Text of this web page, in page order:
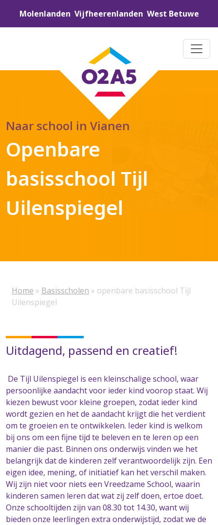
Molenlanden Vijfheerenlanden West Betuwe
Naar school in Vianen
Openbare
basisschool Tijl
Uilenspiegel
Home » Basisscholen » openbare basisschool Tijl
Uilenspiegel
Uitdagend, passend en creatief!
De Tijl Uilenspiegel is een kleinschalige school, waar
persoonlijke aandacht voor ieder kind voorop staat. Wij
kiezen bewust voor kleine groepen, zodat ieder kind
wordt gezien en het de aandacht krijgt die het verdient
om te groeien en te ontwikkelen. Ieder kind is welkom
bij ons om een fijne tijd te beleven en te leren op een
manier die past. Binnen ons onderwijs vinden we het
belangrijk dat de kinderen zelf verantwoordelijk zijn. Een
eigen idee, mening, of initiatief kan het verschil maken.
Wij zijn niet voor niets een Vreedzame School, waarin
kinderen samen leren dat wat zij zelf doen, ertoe doet.
Onze schooltijden zijn van 08.30 tot 14.30, want wij
bieden onze leerlingen extra onderwijstijd, zodat we de